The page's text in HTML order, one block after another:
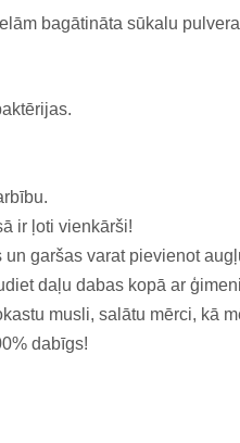
bagātināta sūkalu
ir ļoti vienkārši!
garšas varat pievienot
daļu dabas kopā ar
musli, salātu mērci, kā
dabīgs!